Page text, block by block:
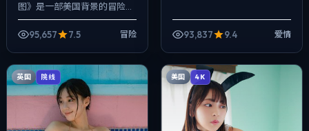
图》是一部美国背景的冒险作
品，2018年公映，由徐克执
导，秦昊、裴斗娜、刘亦菲等
95,657 7.5 冒险 93,837 9.4 爱情
英国 院线 美国 4K